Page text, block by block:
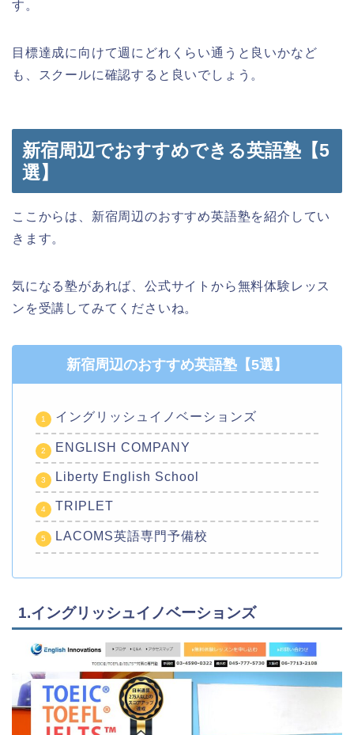
す。
目標達成に向けて週にどれくらい通うと良いかなど
も、スクールに確認すると良いでしょう。
新宿周辺でおすすめできる英語塾【5
選】
ここからは、新宿周辺のおすすめ英語塾を紹介してい
きます。
気になる塾があれば、公式サイトから無料体験レッス
ンを受講してみてくださいね。
新宿周辺のおすすめ英語塾【5選】
イングリッシュイノベーションズ
ENGLISH COMPANY
Liberty English School
TRIPLET
LACOMS英語専門予備校
1.イングリッシュイノベーションズ